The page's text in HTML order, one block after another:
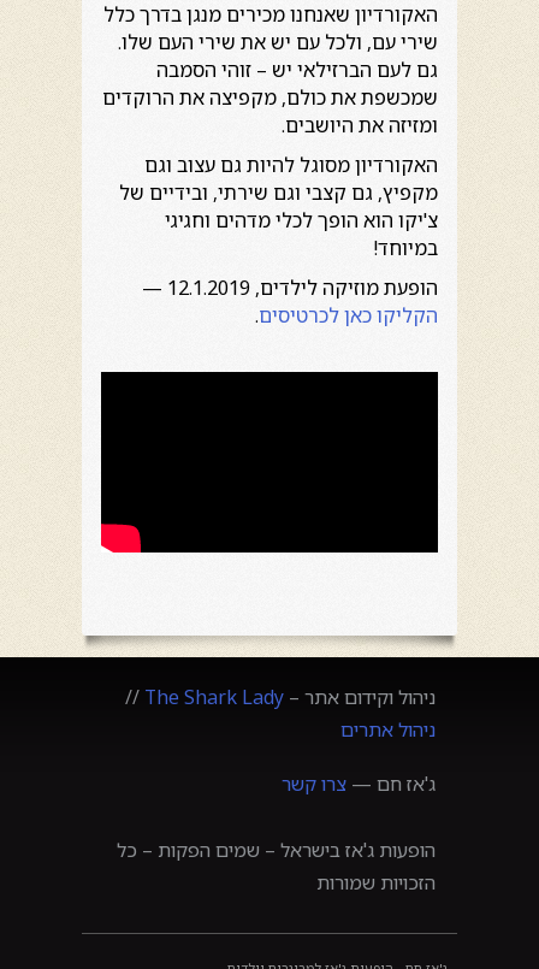
האקורדיון שאנחנו מכירים מנגן בדרך כלל
שירי עם, ולכל עם יש את שירי העם שלו.
גם לעם הברזילאי יש – זוהי הסמבה
שמכשפת את כולם, מקפיצה את הרוקדים
ומזיזה את היושבים.
האקורדיון מסוגל להיות גם עצוב וגם
מקפיץ, גם קצבי וגם שירתי, ובידיים של
צ'יקו הוא הופך לכלי מדהים וחגיגי
במיוחד!
הופעת מוזיקה לילדים, 12.1.2019 —
הקליקו כאן לכרטיסים.
ניהול וקידום אתר – The Shark Lady
//
ניהול אתרים
ג'אז חם — צרו קשר
הופעות ג'אז בישראל – שמים הפקות – כל
הזכויות שמורות